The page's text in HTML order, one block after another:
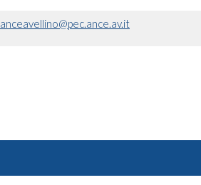
anceavellino@pec.ance.av.it